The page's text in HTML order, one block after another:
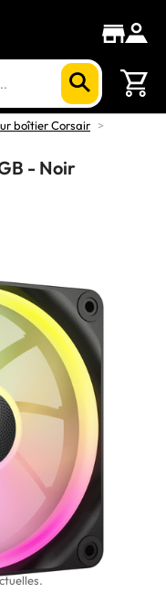
boîtier Corsair >
- Noir